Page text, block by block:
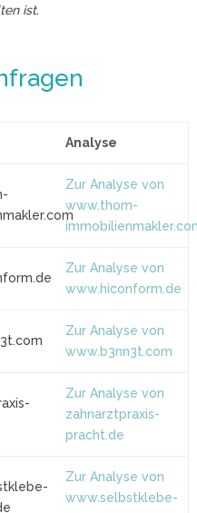
ist.
Analyse
Zur Analyse von
www.thom-
Zur Analyse von
www.hiconform.de
Zur Analyse von
www.b3nn3t.com
Zur Analyse von
zahnarztpraxis-
pracht.de
Zur Analyse von
www.selbstklebe-